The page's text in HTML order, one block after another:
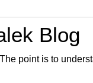
Blog
point is to